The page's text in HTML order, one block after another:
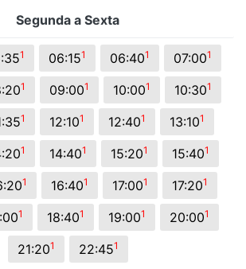
Segunda a Sexta
1 06:151 06:401 07:001
1 09:001 10:001 10:301
1 12:101 12:401 13:101
1 14:401 15:201 15:401
1 16:401 17:001 17:201
1 18:401 19:001 20:001
21:201 22:451